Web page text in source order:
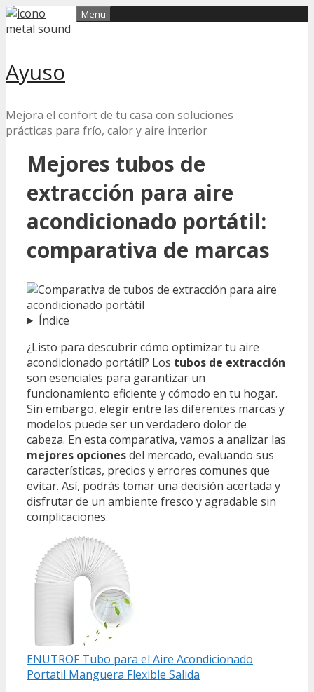
Skip
to
Ayuso
Mejora el confort de tu casa con soluciones
prácticas para frío, calor y aire interior
Menu
Mejores tubos de
extracción para aire
acondicionado portátil:
comparativa de marcas
Índice
¿Listo para descubrir cómo optimizar tu aire
acondicionado portátil? Los tubos de extracción
son esenciales para garantizar un
funcionamiento eficiente y cómodo en tu hogar.
Sin embargo, elegir entre las diferentes marcas y
modelos puede ser un verdadero dolor de
cabeza. En esta comparativa, vamos a analizar las
mejores opcionesdel mercado, evaluando sus
características, precios y errores comunes que
evitar. Así, podrás tomar una decisión acertada y
disfrutar de un ambiente fresco y agradable sin
complicaciones.
ENUTROF Tubo para el Aire Acondicionado
Portatil Manguera Flexible Salida